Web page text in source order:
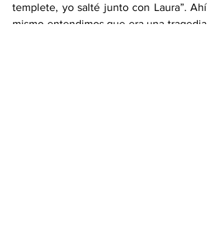
templete, yo salté junto con Laura”. Ahí
mismo entendimos que era una tragedia